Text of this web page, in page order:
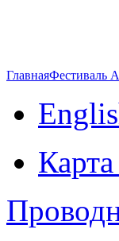
ГлавнаяФестиваль